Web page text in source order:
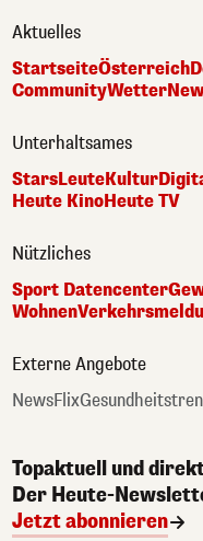
Aktuelles
StartseiteÖsterreich
CommunityWetter
Unterhaltsames
StarsLeuteKultur
Heute KinoHeute TV
Nützliches
Sport Datencenter
Wohnen
Externe Angebote
NewsFlix
Topaktuell und
Der Heute-
Jetzt abonnieren